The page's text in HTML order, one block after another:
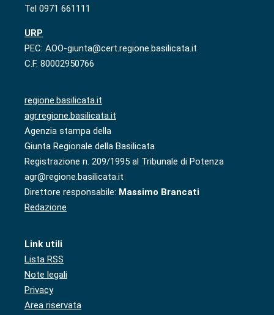
Tel 0971 661111
URP
PEC: AOO-giunta@cert.regione.basilicata.it
C.F. 80002950766
regione.basilicata.it
agr.regione.basilicata.it
Agenzia stampa della
Giunta Regionale della Basilicata
Registrazione n. 209/1995 al Tribunale di Potenza
agr@regione.basilicata.it
Direttore responsabile: Massimo Brancati
Redazione
Link utili
Lista RSS
Note legali
Privacy
Area riservata